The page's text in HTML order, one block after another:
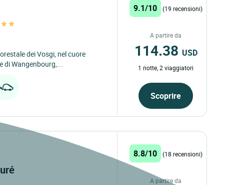
dei Vosgi, nel cuore
di Wangenbourg,...
9.1/10 (19 recensioni)
A partire da
114.38 USD
1 notte, 2 viaggiatori
Scoprire
8.8/10 (18 recensioni)
A partire da